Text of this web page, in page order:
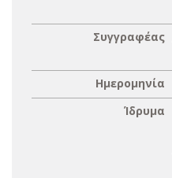
Συγγραφέας
Ημερομηνία
Ίδρυμα